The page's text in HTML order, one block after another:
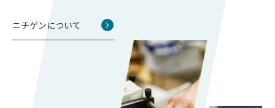
ニチゲンについて